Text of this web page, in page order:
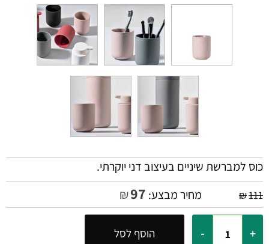
כוס למברשת שיניים בעיצוב דני יוקרתי.
₪111 מחיר מבצע: ₪97
הוסף לסל